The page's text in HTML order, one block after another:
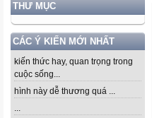
THƯ MỤC
CÁC Ý KIẾN MỚI NHẤT
kiến thức hay, quan trọng trong
cuộc sống...
hình này dễ thương quá ...
...